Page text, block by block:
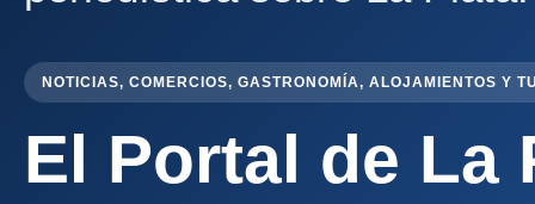
NOTICIAS, COMERCIOS, GASTRONOMÍA, ALOJAMIENTOS Y
El Portal de La